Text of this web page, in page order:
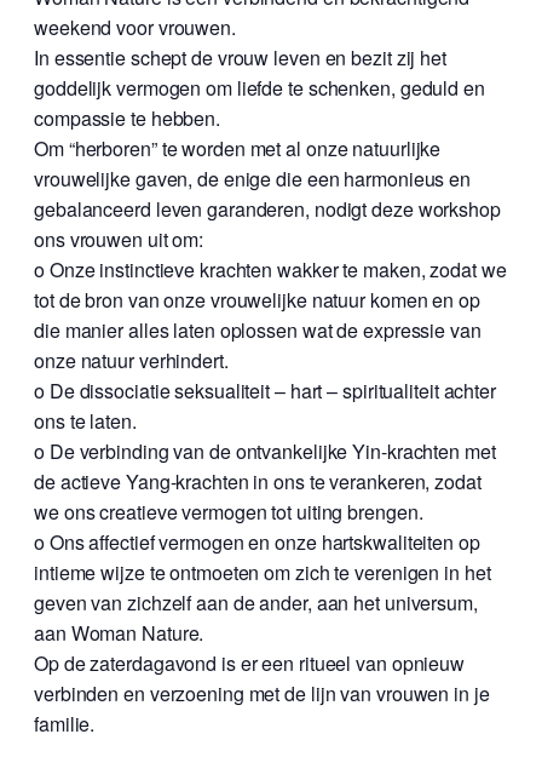
weekend voor vrouwen.
In essentie schept de vrouw leven en bezit zij het
goddelijk vermogen om liefde te schenken, geduld en
compassie te hebben.
Om “herboren” te worden met al onze natuurlijke
vrouwelijke gaven, de enige die een harmonieus en
gebalanceerd leven garanderen, nodigt deze workshop
ons vrouwen uit om:
o Onze instinctieve krachten wakker te maken, zodat we
tot de bron van onze vrouwelijke natuur komen en op
die manier alles laten oplossen wat de expressie van
onze natuur verhindert.
o De dissociatie seksualiteit – hart – spiritualiteit achter
ons te laten.
o De verbinding van de ontvankelijke Yin-krachten met
de actieve Yang-krachten in ons te verankeren, zodat
we ons creatieve vermogen tot uiting brengen.
o Ons affectief vermogen en onze hartskwaliteiten op
intieme wijze te ontmoeten om zich te verenigen in het
geven van zichzelf aan de ander, aan het universum,
aan Woman Nature.
Op de zaterdagavond is er een ritueel van opnieuw
verbinden en verzoening met de lijn van vrouwen in je
familie.